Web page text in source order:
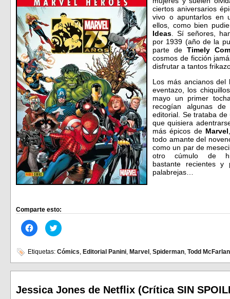
ciertos aniversarios
vivo o apuntarlos en
ellos, como bien
Ideas . Sí señores,
por 1939 (año de la
parte de Timely
cosmos de ficción
disfrutar a tantos
Los más ancianos del
eventazo, los
mayo un primer
recogían algunas
editorial. Se trataba
que quisiera
más épicos de Marvel
todo amante del
como un par de
otro cúmulo de
bastante recientes
palabrejas…
Comparte esto:
Haz
clic
en
Facebook
(Se
abre
ventana
nueva)
Haz
clic
en
(Se
abre
ventana
nueva)
Etiquetas: Cómics, Editorial Panini, Marvel, Spiderman, Todd
Jessica Jones de Netflix (Crítica SIN